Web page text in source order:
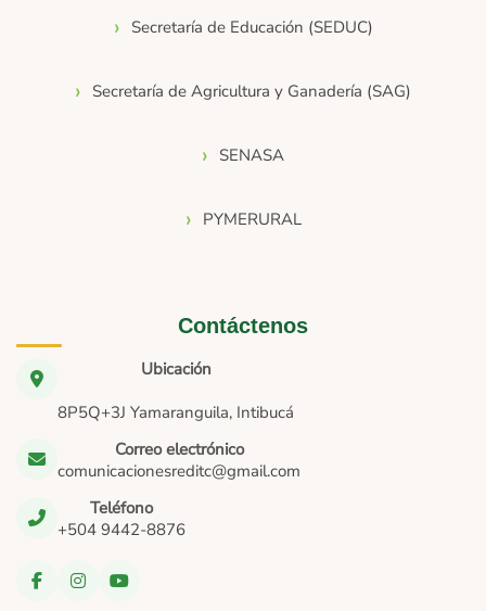
Secretaría de Educación (SEDUC)
Secretaría de Agricultura y Ganadería (SAG)
SENASA
PYMERURAL
Contáctenos
Ubicación
8P5Q+3J Yamaranguila, Intibucá
Correo electrónico
comunicacionesreditc@gmail.com
Teléfono
+504 9442-8876